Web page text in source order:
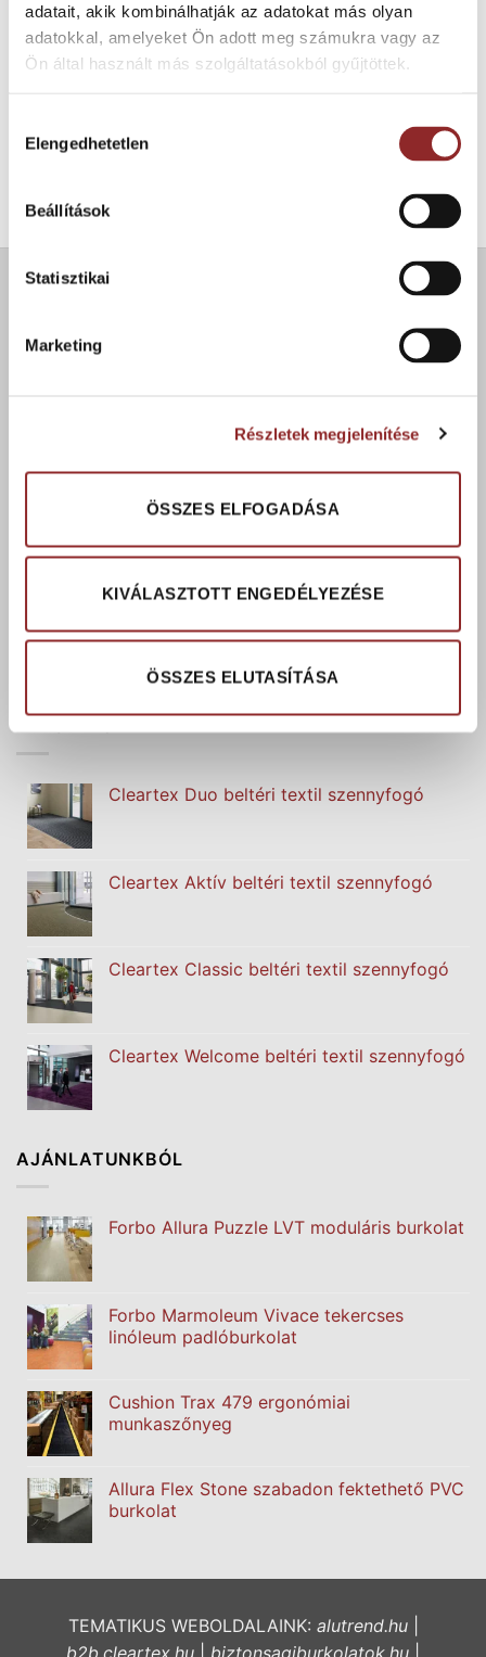
adatait, akik kombinálhatják az adatokat más olyan
adatokkal, amelyeket Ön adott meg számukra vagy az
Ön által használt más szolgáltatásokból gyűjtöttek.
kiválasztása
Elengedhetetlen
Beállítások
Statisztikai
Marketing
Részletek megjelenítése
ÖSSZES ELFOGADÁSA
KIVÁLASZTOTT ENGEDÉLYEZÉSE
ÖSSZES ELUTASÍTÁSA
PADLÓSZŐNYEG BURKOLATOK
Sit-in Vanity egyedi
nyomtatású szállodai
AJÁNLATKÉRÉS
Sit-in Woolstyle egyedi
nyomtatású szállodai
AJÁNLATKÉRÉS
Cleartex Duo beltéri textil szennyfogó
Cleartex Aktív beltéri textil szennyfogó
Modulier Line moduláris aluprofilos
szennyfogó padlóburkolat rendszer
Cleartex Duo beltéri textil szennyfogó
Cleartex Aktív beltéri textil szennyfogó
Cleartex Classic beltéri textil szennyfogó
Cleartex Welcome beltéri textil szennyfogó
AJÁNLATUNKBÓL
Forbo Allura Puzzle LVT moduláris burkolat
Forbo Marmoleum Vivace tekercses
linóleum padlóburkolat
Cushion Trax 479 ergonómiai
munkaszőnyeg
Allura Flex Stone szabadon fektethető PVC
burkolat
TEMATIKUS WEBOLDALAINK: alutrend.hu|
b2b.cleartex.hu
biztonsagiburkolatok.hu